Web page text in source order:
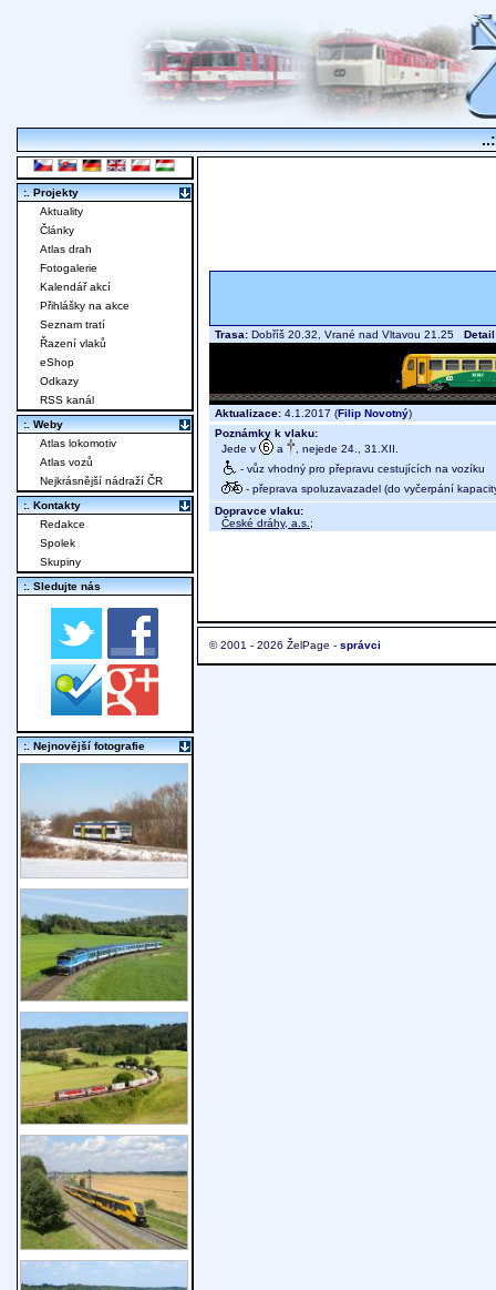
Trasa: Dobříš 20.32, Vrané nad Vltavou 21.25
Aktualizace: 4.1.2017 (Filip Novotný)
Poznámky k vlaku:
Jede v
a
, nejede 24., 31.XII.
- vůz vhodný pro přepravu cestujících na vozíku
- přeprava spoluzavazadel (do vyčerpání
Dopravce vlaku:
České dráhy, a.s. ;
© 2001 - 2026 ŽelPage - správci
:. Projekty
Aktuality
Články
Atlas drah
Fotogalerie
Kalendář akcí
Přihlášky na akce
Seznam tratí
Řazení vlaků
eShop
Odkazy
RSS kanál
:. Weby
Atlas lokomotiv
Atlas vozů
Nejkrásnější nádraží ČR
:. Kontakty
Redakce
Spolek
Skupiny
:. Sledujte nás
:. Nejnovější fotografie